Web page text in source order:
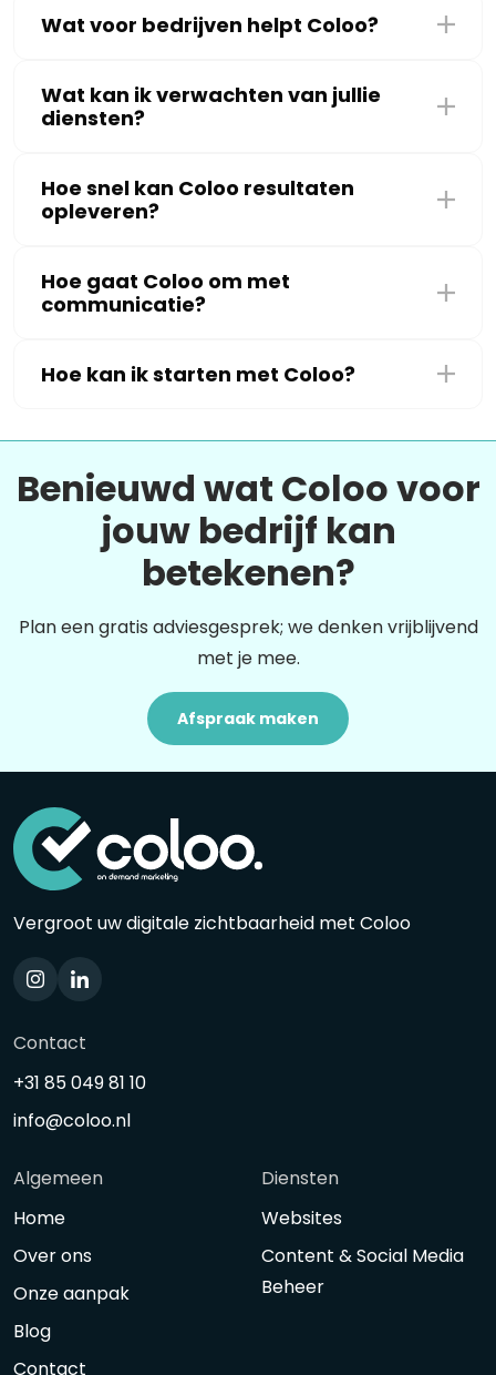
Wat voor bedrijven helpt Coloo?
Wat kan ik verwachten van jullie
diensten?
Hoe snel kan Coloo resultaten
opleveren?
Hoe gaat Coloo om met
communicatie?
Hoe kan ik starten met Coloo?
Benieuwd wat Coloo voor
jouw bedrijf kan
betekenen?
Plan een gratis adviesgesprek; we denken vrijblijvend
met je mee.
Afspraak maken
Vergroot uw digitale zichtbaarheid met Coloo
Contact
+31 85 049 81 10
info@coloo.nl
Algemeen
Home
Over ons
Onze aanpak
Blog
Contact
Diensten
Websites
Content & Social Media
Beheer